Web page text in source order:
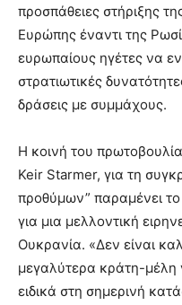
προσπάθειες στήριξης
Ευρώπης έναντι της
ευρωπαίους ηγέτες να
στρατιωτικές
δράσεις με συμμάχους.
Η κοινή του
Keir Starmer, για τη
προθύμων” παραμένει το
για μια μελλοντική
Ουκρανία. «Δεν είναι
μεγαλύτερα κράτη-μέλη
ειδικά στη σημερινή